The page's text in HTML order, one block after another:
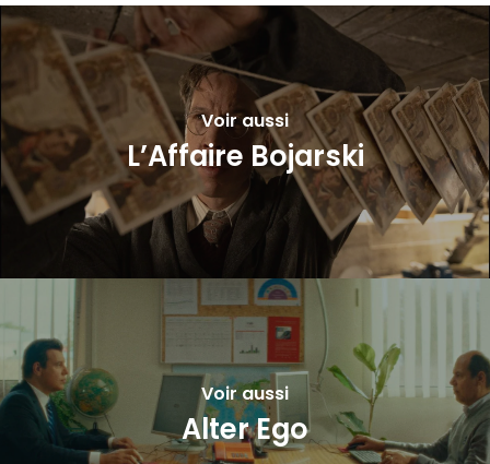
Voir aussi
L’Affaire Bojarski
Voir aussi
Alter Ego